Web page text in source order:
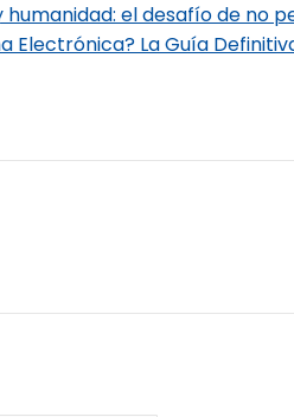
humanidad: el desafío de no
Electrónica? La Guía